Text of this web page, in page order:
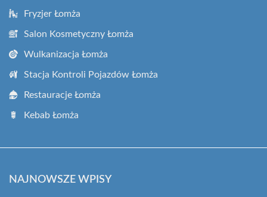
Fryzjer Łomża
Salon Kosmetyczny Łomża
Wulkanizacja Łomża
Stacja Kontroli Pojazdów Łomża
Restauracje Łomża
Kebab Łomża
NAJNOWSZE WPISY